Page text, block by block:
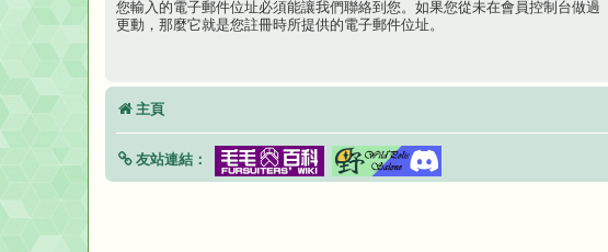
您輸入的電子郵件位址必須能讓我們聯絡到您。如果您從未在會員控制台做過
更動，那麼它就是您註冊時所提供的電子郵件位址。
主頁
友站連結：